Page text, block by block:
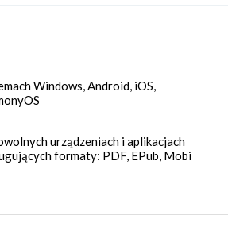
Windows, Android, iOS,
urządzeniach i aplikacjach
formaty: PDF, EPub, Mobi